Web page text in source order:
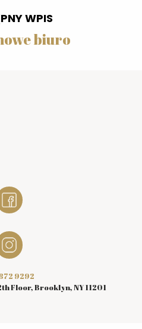
WPIS
biuro
9292
Floor, Brooklyn, NY 11201